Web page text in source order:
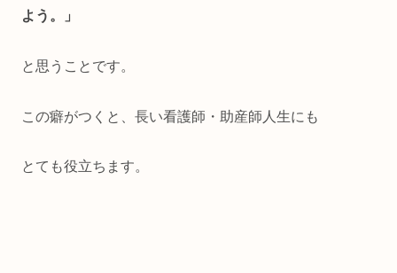
よう。」
と思うことです。
この癖がつくと、長い看護師・助産師人生にも
とても役立ちます。